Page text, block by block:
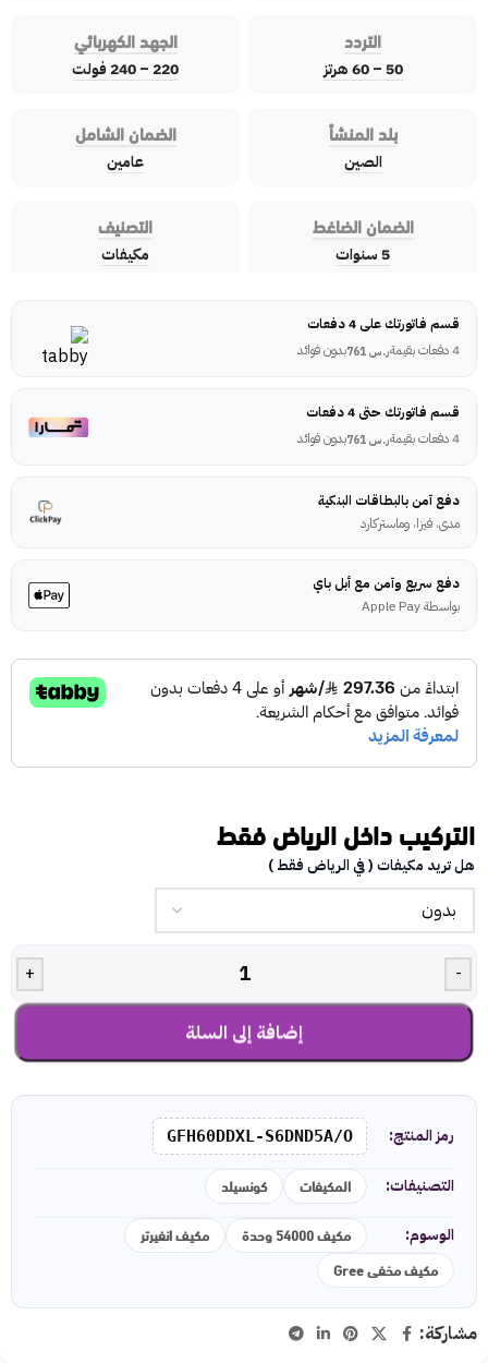
التردد
50 – 60 هرتز
الجهد الكهربائي
220 – 240 فولت
بلد المنشأ
الصين
الضمان الشامل
عامين
الضمان الضاغط
5 سنوات
التصنيف
مكيفات
قسم فاتورتك على 4 دفعات
4 دفعات بقيمة
ر.س بدون فوائد
قسم فاتورتك حتى 4 دفعات
4 دفعات بقيمة
ر.س بدون فوائد
دفع آمن بالبطاقات البنكية
مدى، فيزا، وماستركارد
دفع سريع وآمن مع أبل باي
بواسطة Apple Pay
التركيب داخل الرياض فقط
هل تريد مكيفات ( في الرياض فقط )
-
+
إضافة إلى السلة
رمز المنتج: GFH60DDXL-S6DND5A/O
التصنيفات: المكيفات كونسيلد
الوسوم: مكيف 54000 وحدة
مكيف انفيرتر
مكيف مخفى Gree
مشاركة: